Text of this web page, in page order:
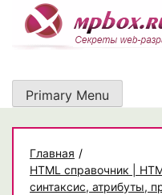
content
Primary Menu
Главная /
HTML справочник |
синтаксис, атрибуты,